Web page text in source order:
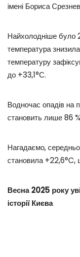
імені Бориса
Найхолодніше було
температура
температуру
до +33,1°С.
Водночас опадів на
становить лише 86
Нагадаємо,
становила +22,6°C,
Весна 2025 року
історії Києва